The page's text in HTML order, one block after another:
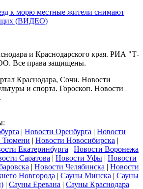
к морю местные жители снимают
(ВИДЕО)
и Краснодарского края. РИА "Т-
права защищены.
Краснодара, Сочи. Новости
и спорта. Гороскоп. Новости
| Новости Оренбурга | Новости
Тюмени | Новости Новосибирска |
Екатеринбурга | Новости Воронежа
Саратова | Новости Уфы | Новости
| Новости Челябинска | Новости
Новгорода | Сауны Минска | Сауны
| Сауны Еревана | Сауны Краснодара